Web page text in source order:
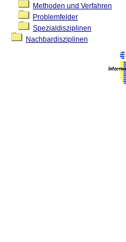
Methoden und Verfahren
Problemfelder
Spezialdisziplinen
Nachbardisziplinen